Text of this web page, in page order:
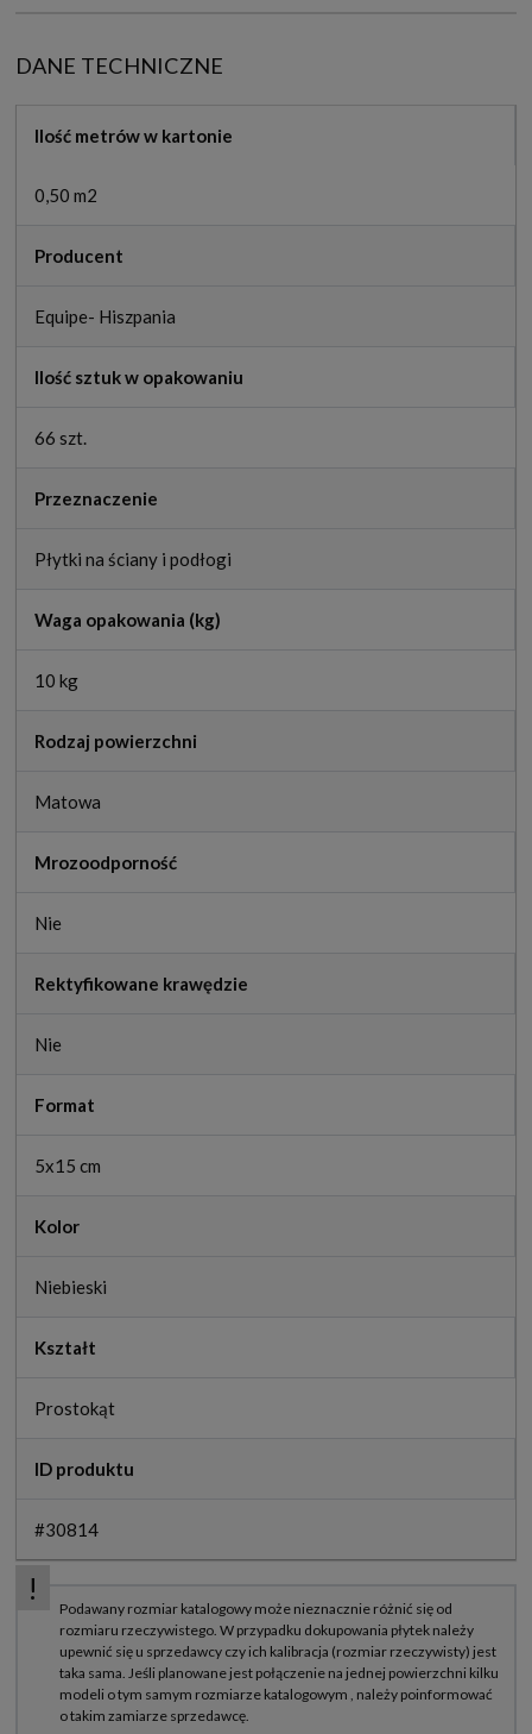
DANE TECHNICZNE
Ilość metrów w kartonie
0,50 m2
Producent
Equipe- Hiszpania
Ilość sztuk w opakowaniu
66 szt.
Przeznaczenie
Płytki na ściany i podłogi
Waga opakowania (kg)
10 kg
Rodzaj powierzchni
Matowa
Mrozoodporność
Nie
Rektyfikowane krawędzie
Nie
Format
5x15 cm
Kolor
Niebieski
Kształt
Prostokąt
ID produktu
#30814